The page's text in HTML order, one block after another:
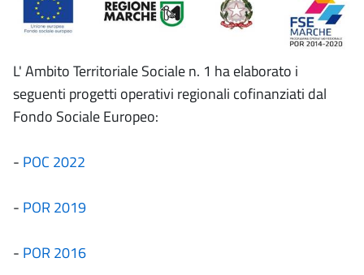
L' Ambito Territoriale Sociale n. 1 ha elaborato i
seguenti progetti operativi regionali cofinanziati dal
Fondo Sociale Europeo:
- POC 2022
- POR 2019
- POR 2016